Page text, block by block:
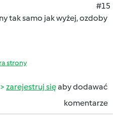
#15
tak samo jak wyżej, ozdoby
strony
zarejestruj sięaby dodawać
komentarze